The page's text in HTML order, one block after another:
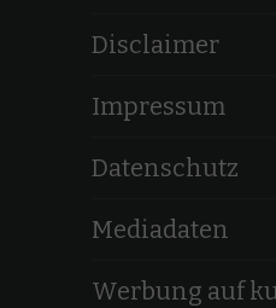
Disclaimer
Impressum
Datenschutz
Mediadaten
Werbung auf